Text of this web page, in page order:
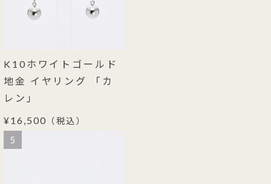
K10ホワイトゴールド
地金 イヤリング 「カ
レン」
¥16,500 （税込）
5